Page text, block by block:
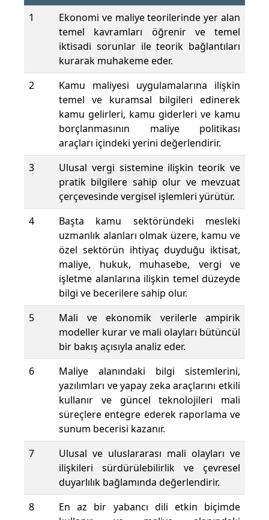
1
Ekonomi ve maliye teorilerinde yer alan
temel kavramları öğrenir ve temel
iktisadi sorunlar ile teorik bağlantıları
kurarak muhakeme eder.
2
Kamu maliyesi uygulamalarına ilişkin
temel ve kuramsal bilgileri edinerek
kamu gelirleri, kamu giderleri ve kamu
borçlanmasının maliye politikası
araçları içindeki yerini değerlendirir.
3
Ulusal vergi sistemine ilişkin teorik ve
pratik bilgilere sahip olur ve mevzuat
çerçevesinde vergisel işlemleri yürütür.
4
Başta kamu sektöründeki mesleki
uzmanlık alanları olmak üzere, kamu ve
özel sektörün ihtiyaç duyduğu iktisat,
maliye, hukuk, muhasebe, vergi ve
işletme alanlarına ilişkin temel düzeyde
bilgi ve becerilere sahip olur.
5
Mali ve ekonomik verilerle ampirik
modeller kurar ve mali olayları bütüncül
bir bakış açısıyla analiz eder.
6
Maliye alanındaki bilgi sistemlerini,
yazılımları ve yapay zeka araçlarını etkili
kullanır ve güncel teknolojileri mali
süreçlere entegre ederek raporlama ve
sunum becerisi kazanır.
7
Ulusal ve uluslararası mali olayları ve
ilişkileri sürdürülebilirlik ve çevresel
duyarlılık bağlamında değerlendirir.
8
En az bir yabancı dili etkin biçimde